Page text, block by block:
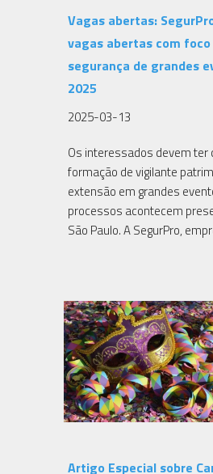
Vagas abertas:
vagas abertas com foco
segurança de grandes
2025
2025-03-13
Os interessados devem ter
formação de vigilante
extensão em grandes
processos acontecem
São Paulo. A SegurPro,
Artigo Especial sobre